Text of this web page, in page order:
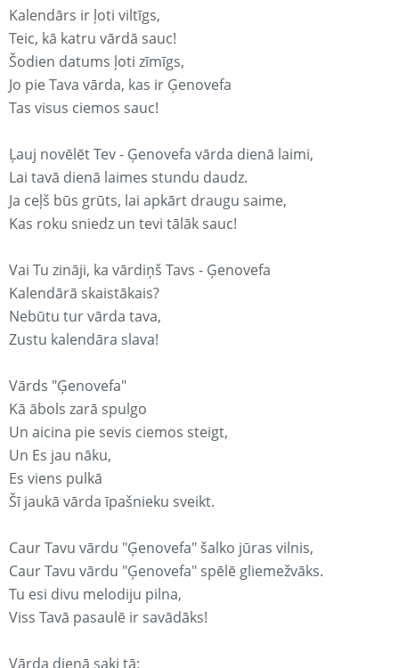
Kalendārs ir ļoti viltīgs,
Teic, kā katru vārdā sauc!
Šodien datums ļoti zīmīgs,
Jo pie Tava vārda, kas ir Ģenovefa
Tas visus ciemos sauc!
Ļauj novēlēt Tev - Ģenovefa vārda dienā laimi,
Lai tavā dienā laimes stundu daudz.
Ja ceļš būs grūts, lai apkārt draugu saime,
Kas roku sniedz un tevi tālāk sauc!
Vai Tu zināji, ka vārdiņš Tavs - Ģenovefa
Kalendārā skaistākais?
Nebūtu tur vārda tava,
Zustu kalendāra slava!
Vārds "Ģenovefa"
Kā ābols zarā spulgo
Un aicina pie sevis ciemos steigt,
Un Es jau nāku,
Es viens pulkā
Šī jaukā vārda īpašnieku sveikt.
Caur Tavu vārdu "Ģenovefa" šalko jūras vilnis,
Caur Tavu vārdu "Ģenovefa" spēlē gliemežvāks.
Tu esi divu melodiju pilna,
Viss Tavā pasaulē ir savādāks!
Vārda dienā saki tā: